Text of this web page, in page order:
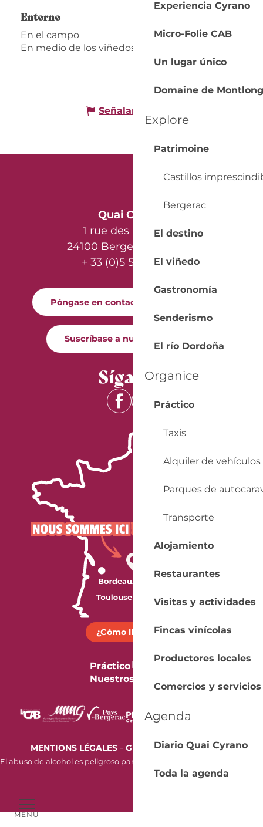
MENÚ
Experiencia Cyrano
Micro-Folie CAB
Un lugar único
Domaine de Montlong
Explore
Patrimoine
Castillos
Bergerac
El destino
El viñedo
Gastronomía
Senderismo
El río Dordoña
Organice
Práctico
Taxis
Alquiler de vehículos
Parques de
Transporte
Alojamiento
Restaurantes
Visitas y actividades
Fincas vinícolas
Productores locales
Comercios y servicios
Agenda
Diario Quai Cyrano
Toda la agenda
Entorno
Entorno
En el campo
En medio de los viñedos
Señalar un error
Quai Cyrano
1 rue des Récollets
24100 Bergerac - France
+ 33 (0)5 53 57 03 11
Póngase en contacto con nosotros
Suscríbase a nuestro boletín
Síganos
¿Cómo llegar?
Práctico
Nuestros folletos
MENTIONS LÉGALES- GESTION DES COOKIES
El abuso de alcohol es peligroso para la salud. Beba con moderación.